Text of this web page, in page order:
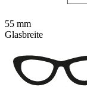
55 mm
Glasbreite